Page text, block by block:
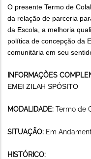
O presente Termo de
da relação de parceria
da Escola, a melhoria
política de concepção da
comunitária em seu
INFORMAÇÕES
EMEI ZILAH SPÓSITO
MODALIDADE: Termo de
SITUAÇÃO: Em
HISTÓRICO: